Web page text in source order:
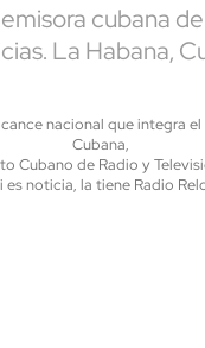
cubana
La Habana,
nacional que integra
Cubana,
Cubano de Radio y
es noticia, la tiene Radio